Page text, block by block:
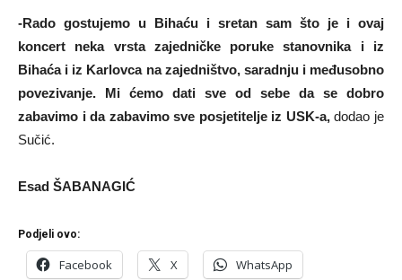
-Rado gostujemo u Bihaću i sretan sam što je i ovaj
koncert neka vrsta zajedničke poruke stanovnika i iz
Bihaća i iz Karlovca na zajedništvo, saradnju i međusobno
povezivanje. Mi ćemo dati sve od sebe da se dobro
zabavimo i da zabavimo sve posjetitelje iz USK-a,dodao je
Sučić.
Esad ŠABANAGIĆ
Podjeli ovo:
Facebook X WhatsApp